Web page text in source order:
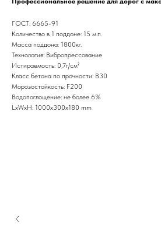
ГОСТ: 6665-91
Количество в 1 поддоне: 15 м.п.
Масса поддона: 1800кг.
Технология: Вибропрессование
Истираемость: 0,7г/см²
Класс бетона по прочности: В30
Морозостойкость: F200
Водопоглощение: не более 6%
LxWxH: 1000x300x180 mm